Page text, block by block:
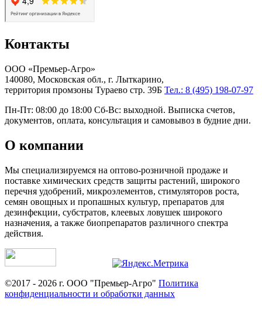
Контакты
ООО «Премьер-Агро»
140080, Московская обл., г. Лыткарино,
территория промзоны Тураево стр. 39Б Тел.: 8 (495) 198-07-97
Пн-Пт: 08:00 до 18:00 Сб-Вс: выходной. Выписка счетов,
документов, оплата, консультация и самовывоз в будние дни.
О компании
Мы специализируемся на оптово-розничной продаже и
поставке химических средств защиты растений, широкого
перечня удобрений, микроэлементов, стимуляторов роста,
семян овощных и пропашных культур, препаратов для
дезинфекции, субстратов, клеевых ловушек широкого
назначения, а также биопрепаратов различного спектра
действия.
©2017 - 2026 г. ООО "Премьер-Агро" Политика
конфиденциальности и обработки данных